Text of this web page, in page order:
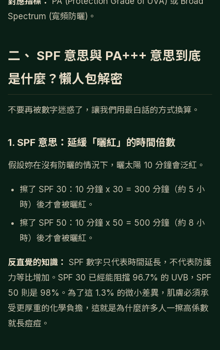
Spectrum (寬頻防曬)。
二、 SPF 意思與 PA+++ 意思到底
是什麼？懶人包解密
不要再被數字迷惑了，讓我們用最白話的方式換算。
1. SPF 意思：延緩「曬紅」的時間倍數
假設妳在沒有防曬的情況下，曬太陽 10 分鐘會泛紅。
擦了 SPF 30：10 分鐘 x 30 = 300 分鐘（約 5 小
時）後才會被曬紅。
擦了 SPF 50：10 分鐘 x 50 = 500 分鐘（約 8 小
時）後才會被曬紅。
反直覺的知識： SPF 數字只代表時間延長，不代表防護
力等比增加。SPF 30 已經能阻擋 96.7% 的 UVB，SPF
50 則是 98%。為了這 1.3% 的微小差異，肌膚必須承
受更厚重的化學負擔，這就是為什麼許多人一擦高係數
就長痘痘。